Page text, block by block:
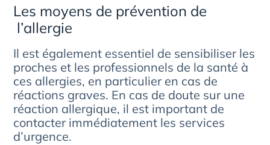
Les moyens de prévention de
l’allergie
Il est également essentiel de sensibiliser les
proches et les professionnels de la santé à
ces allergies, en particulier en cas de
réactions graves. En cas de doute sur une
réaction allergique, il est important de
contacter immédiatement les services
d’urgence.